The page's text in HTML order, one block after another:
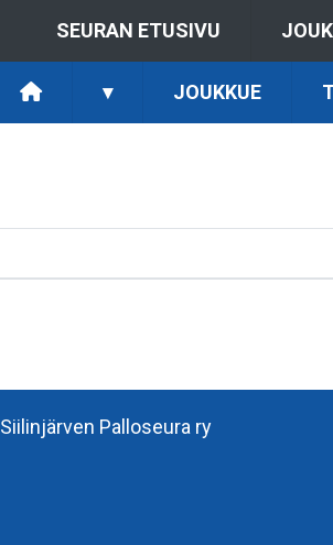
SEURAN ETUSIVU
▾ JOUKKUE
Siilinjärven Palloseura ry